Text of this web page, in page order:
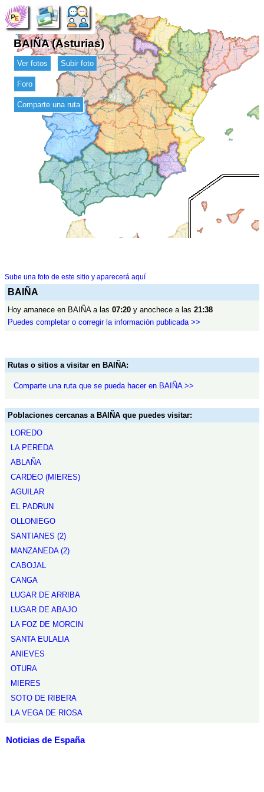
BAIÑA (Asturias)
Ver fotos Subir foto
Foro
Comparte una ruta
Sube una foto de este sitio y aparecerá aquí
BAIÑA
Hoy amanece en BAIÑA a las 07:20 y anochece a las 21:38
Puedes completar o corregir la información publicada >>
Rutas o sitios a visitar en BAIÑA:
Comparte una ruta que se pueda hacer en BAIÑA >>
Poblaciones cercanas a BAIÑA que puedes visitar:
LOREDO
LA PEREDA
ABLAÑA
CARDEO (MIERES)
AGUILAR
EL PADRUN
OLLONIEGO
SANTIANES (2)
MANZANEDA (2)
CABOJAL
CANGA
LUGAR DE ARRIBA
LUGAR DE ABAJO
LA FOZ DE MORCIN
SANTA EULALIA
ANIEVES
OTURA
MIERES
SOTO DE RIBERA
LA VEGA DE RIOSA
Noticias de España